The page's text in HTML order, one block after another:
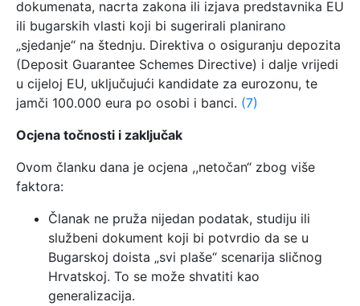
dokumenata, nacrta zakona ili izjava predstavnika EU
ili bugarskih vlasti koji bi sugerirali planirano
„sjedanje“ na štednju. Direktiva o osiguranju depozita
(Deposit Guarantee Schemes Directive) i dalje vrijedi
u cijeloj EU, uključujući kandidate za eurozonu, te
jamči 100.000 eura po osobi i banci. (7)
Ocjena točnosti i zaključak
Ovom članku dana je ocjena ,,netočan“ zbog više
faktora:
Članak ne pruža nijedan podatak, studiju ili
službeni dokument koji bi potvrdio da se u
Bugarskoj doista „svi plaše“ scenarija sličnog
Hrvatskoj. To se može shvatiti kao
generalizacija.